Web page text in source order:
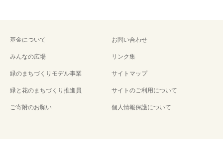
基金について
みんなの広場
緑のまちづくりモデル事業
緑と花のまちづくり推進員
ご寄附のお願い
お問い合わせ
リンク集
サイトマップ
サイトのご利用について
個人情報保護について